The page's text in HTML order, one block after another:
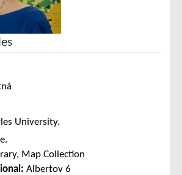
University.
Map Collection
Albertov 6